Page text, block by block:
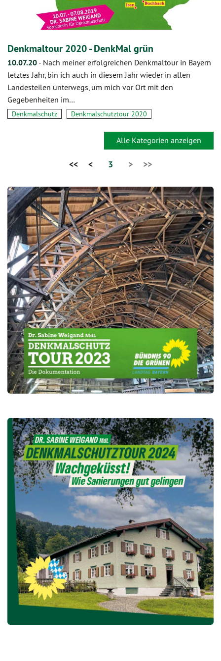
Denkmaltour 2020 - DenkMal grün
10.07.20 - Nach meiner erfolgreichen Denkmaltour in Bayern
letztes Jahr, bin ich auch in diesem Jahr wieder in allen
Landesteilen unterwegs, um mich vor Ort mit den
Gegebenheiten im…
Denkmalschutz Denkmalschutztour 2020
Alle Kategorien anzeigen
<< < 3 > >>